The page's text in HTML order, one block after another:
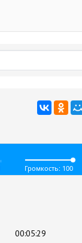
Громкость: 100
00:05:29